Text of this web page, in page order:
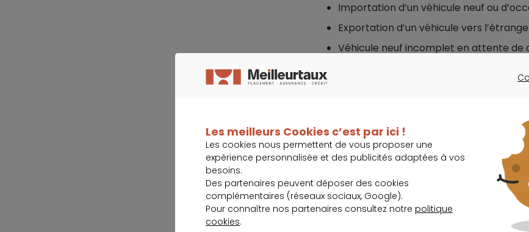
Importation d’un véhicule neuf ou
Exportation d’un véhicule vers
Véhicule neuf incomplet en attente de
quelle différence entre CPI
Le certificat provisoire d’immatriculation
besoins différents. Le CPI classique,
d’attendre la réception de la carte grise
définitif du véhicule, autorisant la pose
valable 4 mois, utilise une numérotation
Les meilleurs Cookies c’est par ici !
Les cookies nous permettent de vous proposer une
expérience personnalisée et des publicités adaptées à vos
besoins.
Des partenaires peuvent déposer des cookies
complémentaires (réseaux sociaux, Google).
Pour connaître nos partenaires consultez notre politique
cookies.